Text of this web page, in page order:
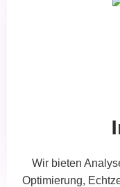
Wir bieten
Optimierung,